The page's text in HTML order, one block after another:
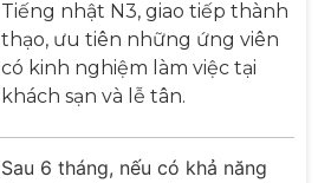
Tiếng nhật N3, giao tiếp thành
thạo, ưu tiên những ứng viên
có kinh nghiệm làm việc tại
khách sạn và lễ tân.
Sau 6 tháng, nếu có khả năng